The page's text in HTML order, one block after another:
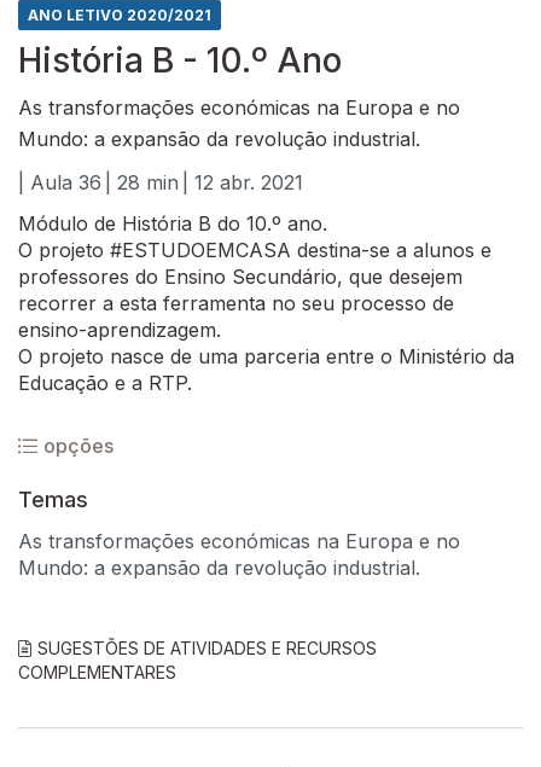
ANO LETIVO 2020/2021
História B - 10.º Ano
As transformações económicas na Europa e no
Mundo: a expansão da revolução industrial.
| Aula 36
| 28 min
| 12 abr. 2021
Módulo de História B do 10.º ano.
O projeto #ESTUDOEMCASA destina-se a alunos e
professores do Ensino Secundário, que desejem
recorrer a esta ferramenta no seu processo de
ensino-aprendizagem.
O projeto nasce de uma parceria entre o Ministério da
Educação e a RTP.
opções
Temas
As transformações económicas na Europa e no
Mundo: a expansão da revolução industrial.
SUGESTÕES DE ATIVIDADES E RECURSOS
COMPLEMENTARES